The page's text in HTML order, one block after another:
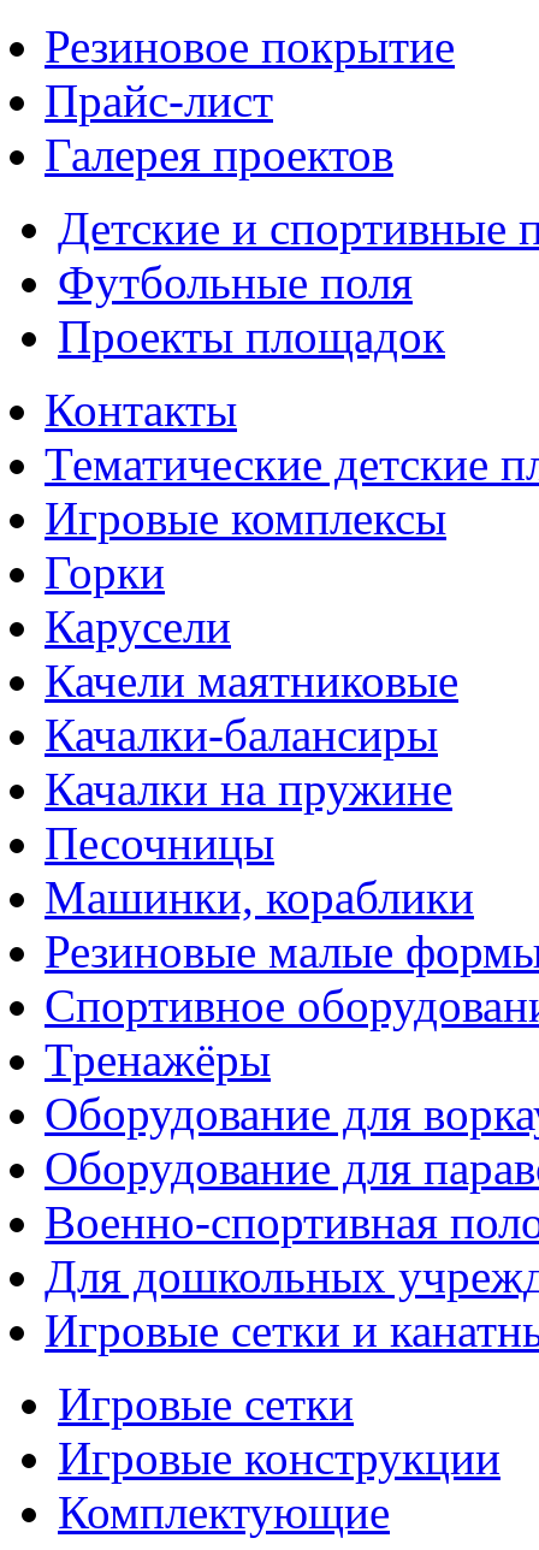
Резиновое покрытие
Прайс-лист
Галерея проектов
Детские и спортивные
Футбольные поля
Проекты площадок
Контакты
Тематические детские
Игровые комплексы
Горки
Карусели
Качели маятниковые
Качалки-балансиры
Качалки на пружине
Песочницы
Машинки, кораблики
Резиновые малые
Спортивное
Тренажёры
Оборудование для
Оборудование для
Военно-спортивная
Для дошкольных
Игровые сетки и
Игровые сетки
Игровые конструкции
Комплектующие